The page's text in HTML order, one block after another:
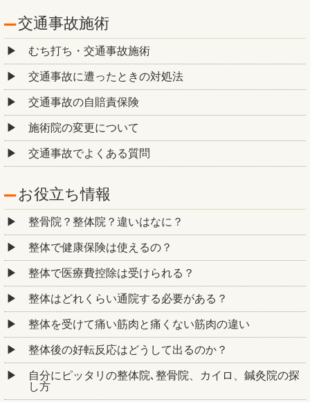
交通事故施術
むち打ち・交通事故施術
交通事故に遭ったときの対処法
交通事故の自賠責保険
施術院の変更について
交通事故でよくある質問
お役立ち情報
整骨院？整体院？違いはなに？
整体で健康保険は使えるの？
整体で医療費控除は受けられる？
整体はどれくらい通院する必要がある？
整体を受けて痛い筋肉と痛くない筋肉の違い
整体後の好転反応はどうして出るのか？
自分にピッタリの整体院､整骨院、カイロ、鍼灸院の探
し方